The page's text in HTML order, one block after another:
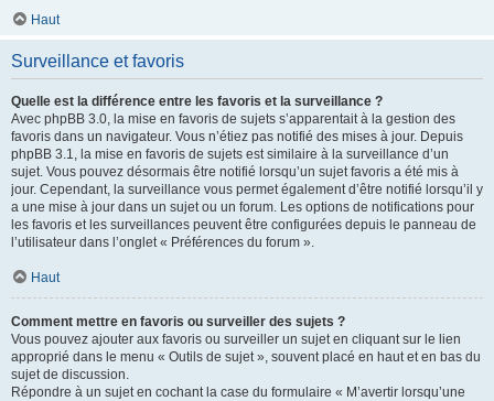
Haut
Surveillance et favoris
Quelle est la différence entre les favoris et la surveillance ?
Avec phpBB 3.0, la mise en favoris de sujets s’apparentait à la gestion des
favoris dans un navigateur. Vous n’étiez pas notifié des mises à jour. Depuis
phpBB 3.1, la mise en favoris de sujets est similaire à la surveillance d’un
sujet. Vous pouvez désormais être notifié lorsqu’un sujet favoris a été mis à
jour. Cependant, la surveillance vous permet également d’être notifié lorsqu’il y
a une mise à jour dans un sujet ou un forum. Les options de notifications pour
les favoris et les surveillances peuvent être configurées depuis le panneau de
l’utilisateur dans l’onglet « Préférences du forum ».
Haut
Comment mettre en favoris ou surveiller des sujets ?
Vous pouvez ajouter aux favoris ou surveiller un sujet en cliquant sur le lien
approprié dans le menu « Outils de sujet », souvent placé en haut et en bas du
sujet de discussion.
Répondre à un sujet en cochant la case du formulaire « M’avertir lorsqu’une